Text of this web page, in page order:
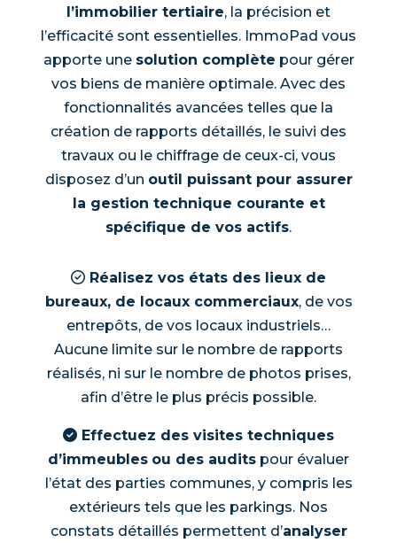
l’immobilier tertiaire, la précision et
l’efficacité sont essentielles. ImmoPad vous
apporte une solution complète pour gérer
vos biens de manière optimale. Avec des
fonctionnalités avancées telles que la
création de rapports détaillés, le suivi des
travaux ou le chiffrage de ceux-ci, vous
disposez d’un outil puissant pour assurer
la gestion technique courante et
spécifique de vos actifs.
Réalisez vos états des lieux de
bureaux, de locaux commerciaux, de vos
entrepôts, de vos locaux industriels…
Aucune limite sur le nombre de rapports
réalisés, ni sur le nombre de photos prises,
afin d’être le plus précis possible.
Effectuez des visites techniques
d’immeubles ou des audits pour évaluer
l’état des parties communes, y compris les
extérieurs tels que les parkings. Nos
constats détaillés permettent d’analyser